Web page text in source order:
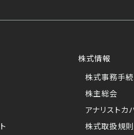
株式情報
株式事務手
株主総会
アナリストカ
株式取扱規則